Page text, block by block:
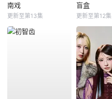
南戏
更新至第13集
盲盒
更新至第12集